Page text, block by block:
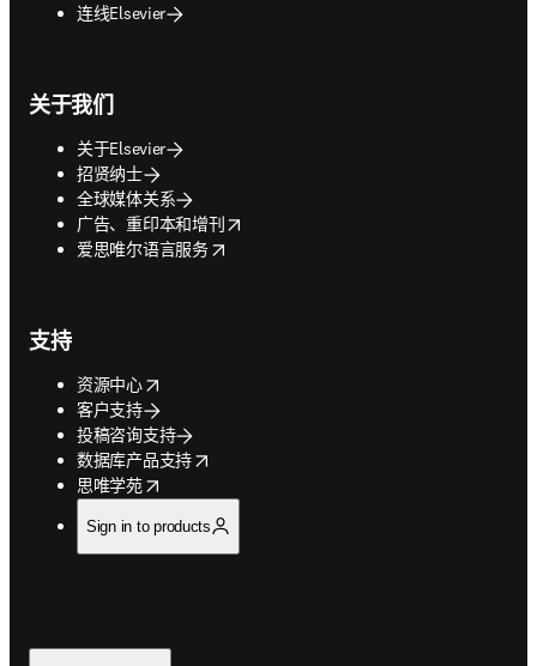
连线Elsevier
关于我们
关于Elsevier
招贤纳士
全球媒体关系
广告、重印本和增刊
opens in new tab/window
爱思唯尔语言服务
opens in new tab/window
支持
资源中心
opens in new tab/window
客户支持
投稿咨询支持
数据库产品支持
opens in new tab/window
思唯学苑
opens in new tab/window
Sign in to products